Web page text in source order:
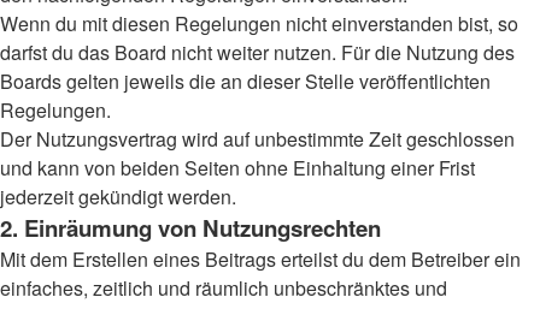
Wenn du mit diesen Regelungen nicht einverstanden bist, so
darfst du das Board nicht weiter nutzen. Für die Nutzung des
Boards gelten jeweils die an dieser Stelle veröffentlichten
Regelungen.
Der Nutzungsvertrag wird auf unbestimmte Zeit geschlossen
und kann von beiden Seiten ohne Einhaltung einer Frist
jederzeit gekündigt werden.
2. Einräumung von Nutzungsrechten
Mit dem Erstellen eines Beitrags erteilst du dem Betreiber ein
einfaches, zeitlich und räumlich unbeschränktes und